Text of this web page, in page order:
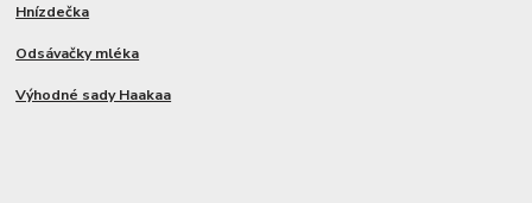
Hnízdečka
Odsávačky mléka
Výhodné sady Haakaa